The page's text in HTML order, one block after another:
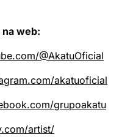
web:
com/@AkatuOficial
akatuoficial
grupoakatu
com/artist/